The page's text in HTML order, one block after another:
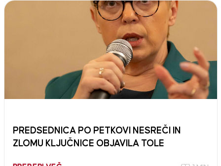
PREDSEDNICA PO PETKOVI NESREČI IN
ZLOMU KLJUČNICE OBJAVILA TOLE